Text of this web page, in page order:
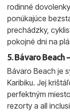
rodinné
ponúkajúce
prechádzky,
pokojné dni na
5. Bávaro Beach
Bávaro Beach je
Karibiku. Jej
perfektným
rezorty a all